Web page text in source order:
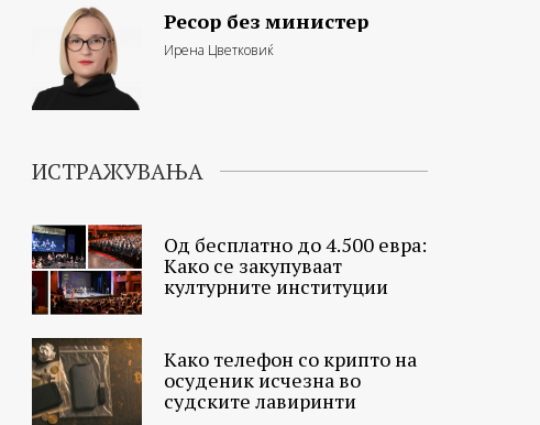
Ресор без министер
Ирена Цветковиќ
ИСТРАЖУВАЊА
Од бесплатно до 4.500 евра:
Како се закупуваат
културните институции
Како телефон со крипто на
осуденик исчезна во
судските лавиринти